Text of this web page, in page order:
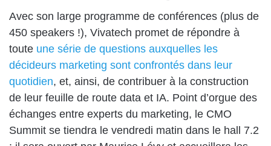
Avec son large programme de conférences (plus de
450 speakers !), Vivatech promet de répondre à
toute une série de questions auxquelles les
décideurs marketing sont confrontés dans leur
quotidien, et, ainsi, de contribuer à la construction
de leur feuille de route data et IA. Point d’orgue des
échanges entre experts du marketing, le CMO
Summit se tiendra le vendredi matin dans le hall 7.2